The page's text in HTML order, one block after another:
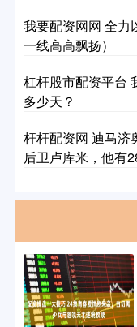
我要配资网网 全力
一线高高飘扬）
杠杆股市配资平台
多少天？
杆杆配资网 迪马济
后卫卢库米，他有